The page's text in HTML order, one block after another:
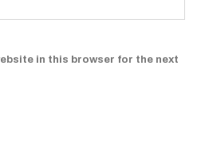
in this browser for the next